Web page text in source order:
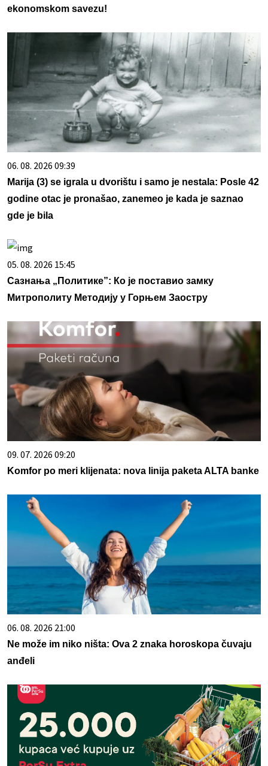
ekonomskom savezu!
06. 08. 2026 09:39
Marija (3) se igrala u dvorištu i samo je nestala: Posle 42
godine otac je pronašao, zanemeo je kada je saznao
gde je bila
05. 08. 2026 15:45
Сазнања „Политике”: Ко је поставио замку
Митрополиту Методију у Горњем Заостру
09. 07. 2026 09:20
Komfor po meri klijenata: nova linija paketa ALTA banke
06. 08. 2026 21:00
Ne može im niko ništa: Ova 2 znaka horoskopa čuvaju
anđeli